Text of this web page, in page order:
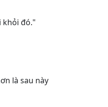
khỏi đó."
là sau này